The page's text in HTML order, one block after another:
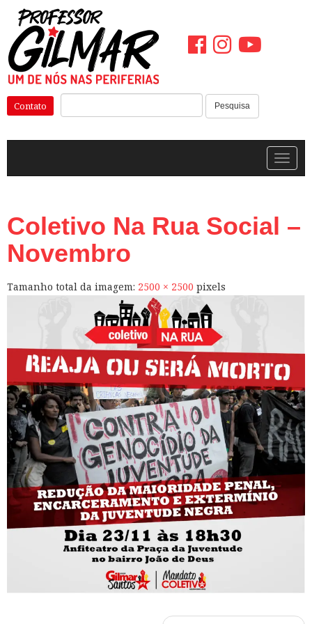
Pular
para
o
conteúdo
Pesquisa
Contato
Coletivo Na Rua Social –
Novembro
Tamanho total da imagem: 2500 × 2500 pixels